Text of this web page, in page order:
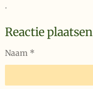
.
Reactie plaatsen
Naam *